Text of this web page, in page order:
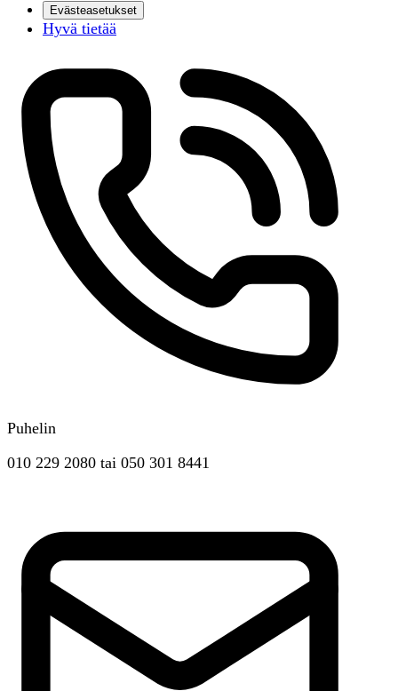
Evästeasetukset
Hyvä tietää
Puhelin
010 229 2080 tai 050 301 8441